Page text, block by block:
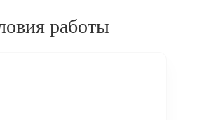
работы